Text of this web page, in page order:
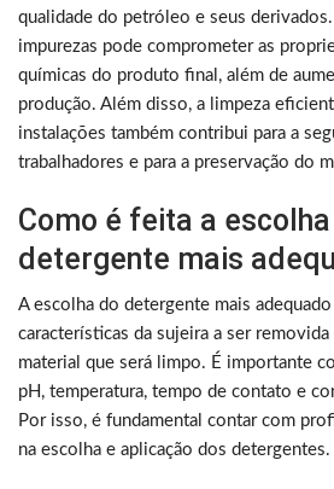
qualidade do petróleo e seus derivados.
impurezas pode comprometer as
químicas do produto final, além de
produção. Além disso, a limpeza
instalações também contribui para a
trabalhadores e para a preservação do
Como é feita a
detergente mais
A escolha do detergente mais
características da sujeira a ser
material que será limpo. É importante
pH, temperatura, tempo de contato e
Por isso, é fundamental contar com
na escolha e aplicação dos detergentes.